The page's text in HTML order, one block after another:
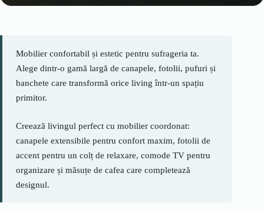
Mobilier confortabil și estetic pentru sufrageria ta.
Alege dintr-o gamă largă de canapele, fotolii, pufuri și
banchete care transformă orice living într-un spațiu
primitor.
Creează livingul perfect cu mobilier coordonat:
canapele extensibile pentru confort maxim, fotolii de
accent pentru un colț de relaxare, comode TV pentru
organizare și măsuțe de cafea care completează
designul.